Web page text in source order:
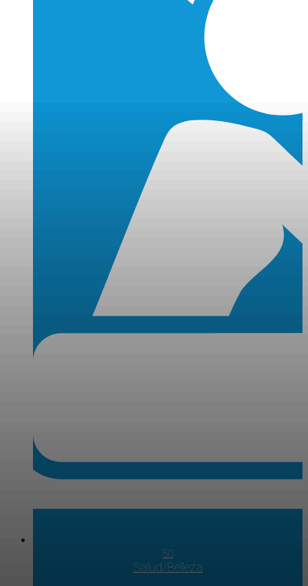
50
Salud/Belleza